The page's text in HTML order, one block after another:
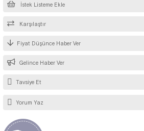
İstek Listeme Ekle
Karşılaştır
Fiyat Düşünce Haber Ver
Gelince Haber Ver
Tavsiye Et
Yorum Yaz